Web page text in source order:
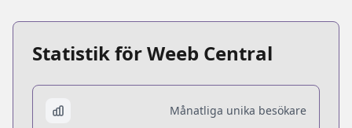
Statistik för Weeb Central
Månatliga unika besökare